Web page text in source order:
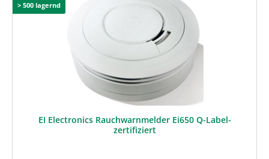
> 500 lagernd
EI Electronics Rauchwarnmelder Ei650 Q-Label-
zertifiziert